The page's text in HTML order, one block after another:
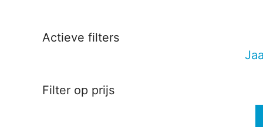
Actieve filters
Filter op prijs